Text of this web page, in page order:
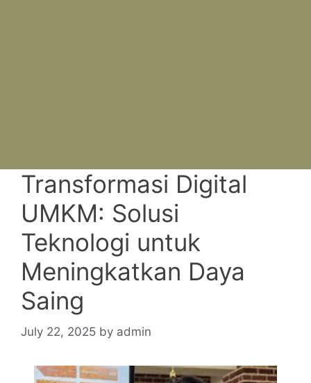
Transformasi Digital
UMKM: Solusi
Teknologi untuk
Meningkatkan Daya
Saing
July 22, 2025 by admin